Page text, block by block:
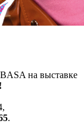
на выставке
.